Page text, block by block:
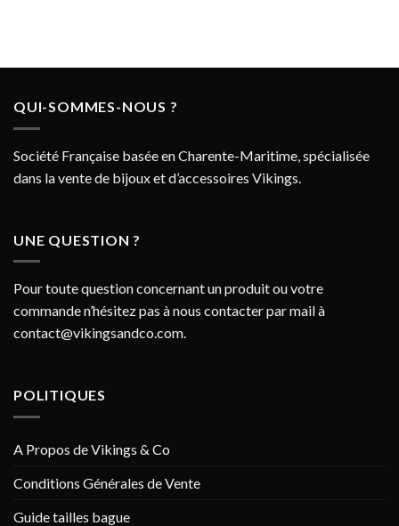
QUI-SOMMES-NOUS ?
Société Française basée en Charente-Maritime, spécialisée
dans la vente de bijoux et d’accessoires Vikings.
UNE QUESTION ?
Pour toute question concernant un produit ou votre
commande n’hésitez pas à nous contacter par mail à
contact@vikingsandco.com.
POLITIQUES
A Propos de Vikings & Co
Conditions Générales de Vente
Guide tailles bague